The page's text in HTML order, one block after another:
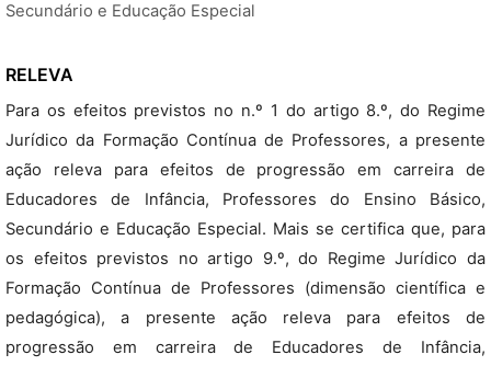
Secundário e Educação Especial
RELEVA
Para os efeitos previstos no n.º 1 do artigo 8.º, do Regime
Jurídico da Formação Contínua de Professores, a presente
ação releva para efeitos de progressão em carreira de
Educadores de Infância, Professores do Ensino Básico,
Secundário e Educação Especial. Mais se certifica que, para
os efeitos previstos no artigo 9.º, do Regime Jurídico da
Formação Contínua de Professores (dimensão científica e
pedagógica), a presente ação releva para efeitos de
progressão em carreira de Educadores de Infância,